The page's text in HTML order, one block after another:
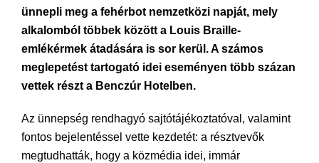
ünnepli meg a fehérbot nemzetközi napját, mely
alkalomból többek között a Louis Braille-
emlékérmek átadására is sor kerül. A számos
meglepetést tartogató idei eseményen több százan
vettek részt a Benczúr Hotelben.
Az ünnepség rendhagyó sajtótájékoztatóval, valamint
fontos bejelentéssel vette kezdetét: a résztvevők
megtudhatták, hogy a közmédia idei, immár